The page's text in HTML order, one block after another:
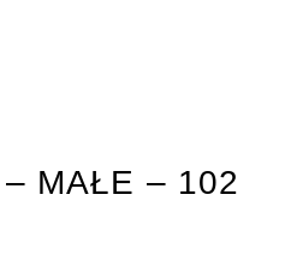
MAŁE – 102